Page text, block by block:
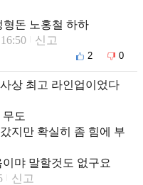
형돈 노홍철 하하
신고
2 0
상 최고 라인업이었다
도
지만 확실히 좀 힘에 부
먀 말할것도 없구요
신고